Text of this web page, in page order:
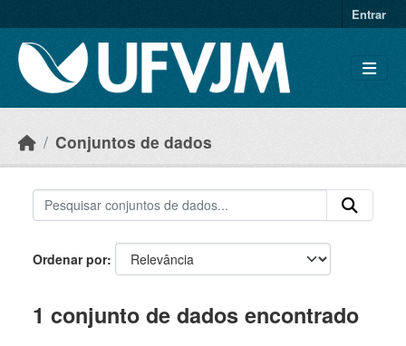
Entrar
Conjuntos de dados
Ordenar por
1 conjunto de dados encontrado